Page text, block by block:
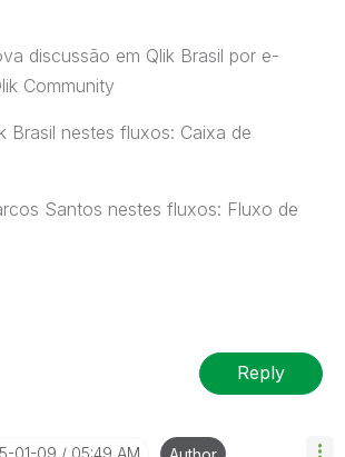
discussão em Qlik Brasil por e-
Community
Brasil nestes fluxos: Caixa de
Santos nestes fluxos: Fluxo de
Reply
01-09 05:49 AM